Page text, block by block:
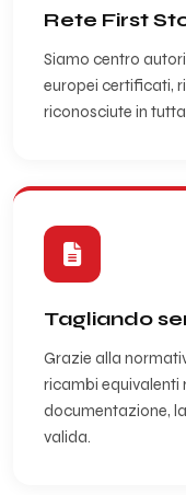
Rete First
Siamo centro
europei certificati,
riconosciute in
Tagliando
Grazie alla
ricambi equivalenti
documentazione,
valida.